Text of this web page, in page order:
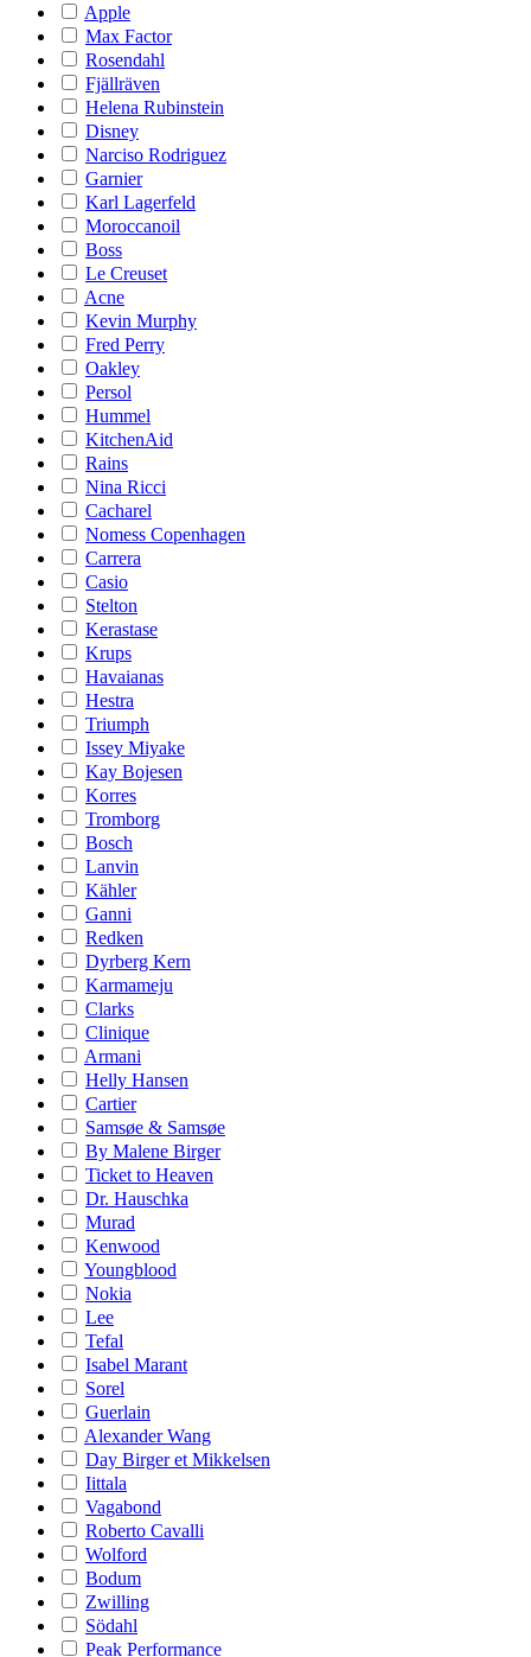
Apple
Max Factor
Rosendahl
Fjällräven
Helena Rubinstein
Disney
Narciso Rodriguez
Garnier
Karl Lagerfeld
Moroccanoil
Boss
Le Creuset
Acne
Kevin Murphy
Fred Perry
Oakley
Persol
Hummel
KitchenAid
Rains
Nina Ricci
Cacharel
Nomess Copenhagen
Carrera
Casio
Stelton
Kerastase
Krups
Havaianas
Hestra
Triumph
Issey Miyake
Kay Bojesen
Korres
Tromborg
Bosch
Lanvin
Kähler
Ganni
Redken
Dyrberg Kern
Karmameju
Clarks
Clinique
Armani
Helly Hansen
Cartier
Samsøe & Samsøe
By Malene Birger
Ticket to Heaven
Dr. Hauschka
Murad
Kenwood
Youngblood
Nokia
Lee
Tefal
Isabel Marant
Sorel
Guerlain
Alexander Wang
Day Birger et Mikkelsen
Iittala
Vagabond
Roberto Cavalli
Wolford
Bodum
Zwilling
Södahl
Peak Performance